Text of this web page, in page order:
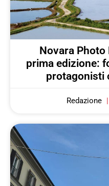
Novara Photo
prima edizione:
protagonisti
Redazione